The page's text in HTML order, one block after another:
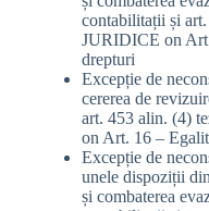
contabilitații și
JURIDICE on
drepturi
Excepție de
cererea de
art. 453 alin. (4)
on Art. 16 –
Excepție de
unele dispoziții
și combaterea